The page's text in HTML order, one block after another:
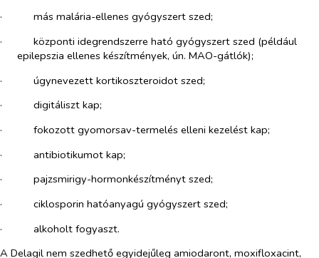
·​
más malária-ellenes gyógyszert szed;
·​
központi idegrendszerre ható gyógyszert szed (például
epilepszia ellenes készítmények, ún. MAO-gátlók);
·​
úgynevezett kortikoszteroidot szed;
·​
digitáliszt kap;
·​
fokozott gyomorsav-termelés elleni kezelést kap;
·​
antibiotikumot kap;
·​
pajzsmirigy-hormonkészítményt szed;
·​
ciklosporin hatóanyagú gyógyszert szed;
·​
alkoholt fogyaszt.
A Delagil nem szedhető egyidejűleg amiodaront, moxifloxacint,